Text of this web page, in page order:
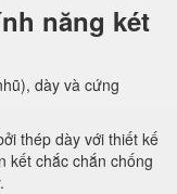
năng két
dày và cứng
thép dày với thiết kế
kết chắc chắn chống